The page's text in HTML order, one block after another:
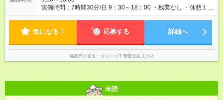
実働時間：7時間30分/日 9：30～18：00 ・残業なし ・休憩１時
間 ★ 勤務日数・勤務時間は応相談 ※副業・Wワーク不可 【一日
のお出迎え、ご案内、呈茶 12：00 昼休憩 13：00 お客様の
理等 18：00 退社
気になる！ 応募する 詳細へ
掲載元企業名 ダイハツ千葉販売株式会社
未読